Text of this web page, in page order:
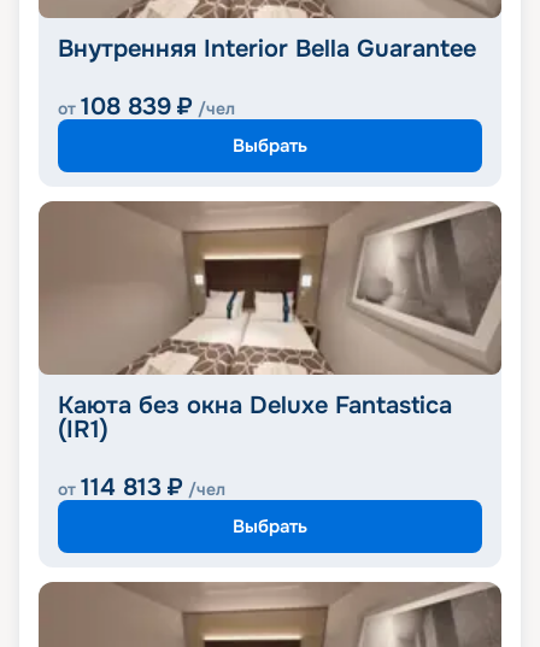
Внутренняя Interior Bella Guarantee
от 108 839 ₽ /чел
Выбрать
Каюта без окна Deluxe Fantastica
(IR1)
от 114 813 ₽ /чел
Выбрать